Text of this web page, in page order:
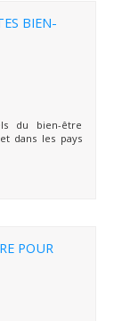
BIEN-
du bien-être
dans les pays
POUR